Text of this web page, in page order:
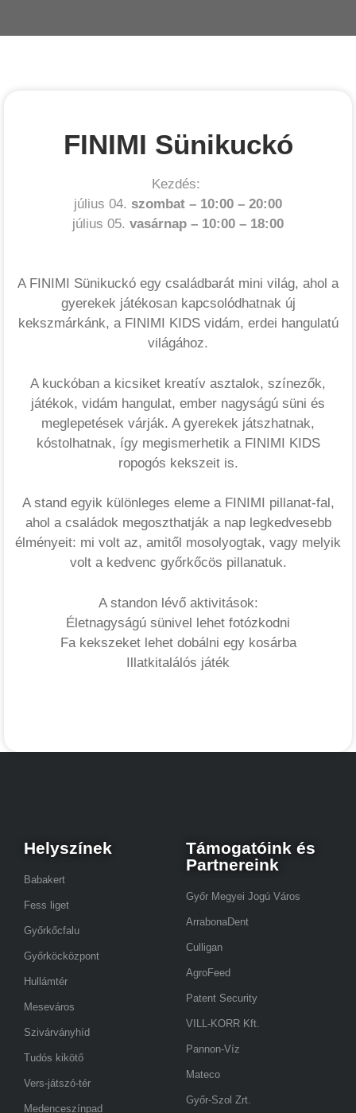
FINIMI Sünikuckó
Kezdés:
július 04. szombat – 10:00 – 20:00
július 05. vasárnap – 10:00 – 18:00
A FINIMI Sünikuckó egy családbarát mini világ, ahol a
gyerekek játékosan kapcsolódhatnak új
kekszmárkánk, a FINIMI KIDS vidám, erdei hangulatú
világához.
A kuckóban a kicsiket kreatív asztalok, színezők,
játékok, vidám hangulat, ember nagyságú süni és
meglepetések várják. A gyerekek játszhatnak,
kóstolhatnak, így megismerhetik a FINIMI KIDS
ropogós kekszeit is.
A stand egyik különleges eleme a FINIMI pillanat-fal,
ahol a családok megoszthatják a nap legkedvesebb
élményeit: mi volt az, amitől mosolyogtak, vagy melyik
volt a kedvenc győrkőcös pillanatuk.
A standon lévő aktivitások:
Életnagyságú sünivel lehet fotózkodni
Fa kekszeket lehet dobálni egy kosárba
Illatkitalálós játék
Helyszínek
Babakert
Fess liget
Győrkőcfalu
Győrköcközpont
Hullámtér
Meseváros
Szivárványhíd
Tudós kikötő
Vers-játszó-tér
Medenceszínpad
Támogatóink és
Partnereink
Győr Megyei Jogú Város
ArrabonaDent
Culligan
AgroFeed
Patent Security
VILL-KORR Kft.
Pannon-Víz
Mateco
Győr-Szol Zrt.